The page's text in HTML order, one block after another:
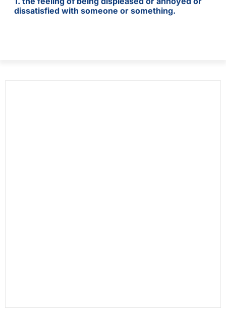
dissatisfied with someone or something.